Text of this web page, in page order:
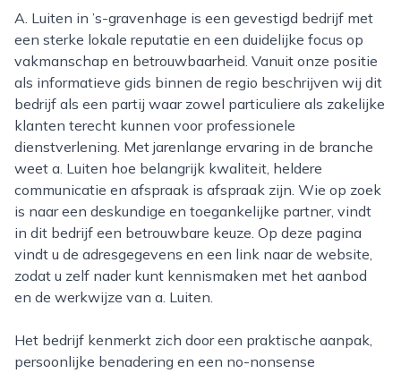
A. Luiten in ’s-gravenhage is een gevestigd bedrijf met
een sterke lokale reputatie en een duidelijke focus op
vakmanschap en betrouwbaarheid. Vanuit onze positie
als informatieve gids binnen de regio beschrijven wij dit
bedrijf als een partij waar zowel particuliere als zakelijke
klanten terecht kunnen voor professionele
dienstverlening. Met jarenlange ervaring in de branche
weet a. Luiten hoe belangrijk kwaliteit, heldere
communicatie en afspraak is afspraak zijn. Wie op zoek
is naar een deskundige en toegankelijke partner, vindt
in dit bedrijf een betrouwbare keuze. Op deze pagina
vindt u de adresgegevens en een link naar de website,
zodat u zelf nader kunt kennismaken met het aanbod
en de werkwijze van a. Luiten.
Het bedrijf kenmerkt zich door een praktische aanpak,
persoonlijke benadering en een no-nonsense